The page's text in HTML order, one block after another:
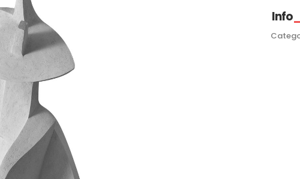
Info